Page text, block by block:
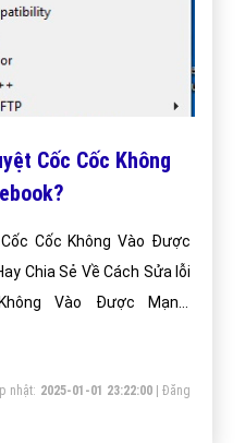
Cốc Cốc Không
Cốc Không Vào Được
Vào Được Mạng,
nhật: 2025-01-01 23:22:00|Đăng